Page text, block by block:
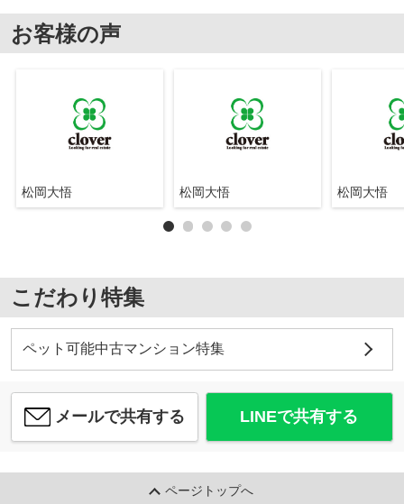
お客様の声
松岡大悟 松岡大悟 松岡大悟
こだわり特集
ペット可能中古マンション特集
メールで共有する LINEで共有する
ページトップへ